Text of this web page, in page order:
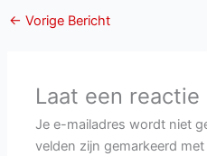
← Vorige Bericht
Laat een
Je e-mailadres wordt niet
velden zijn gemarkeerd met